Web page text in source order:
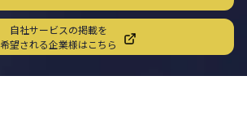
自社サービスの掲載を
希望される企業様はこちら